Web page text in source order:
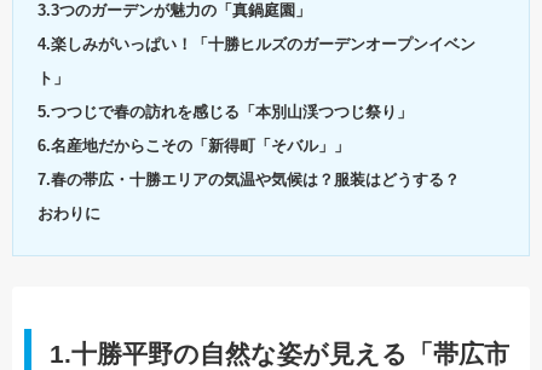
3.3つのガーデンが魅力の「真鍋庭園」
4.楽しみがいっぱい！「十勝ヒルズのガーデンオープンイベン
ト」
5.つつじで春の訪れを感じる「本別山渓つつじ祭り」
6.名産地だからこその「新得町「そバル」」
7.春の帯広・十勝エリアの気温や気候は？服装はどうする？
おわりに
1.十勝平野の自然な姿が見える「帯広市